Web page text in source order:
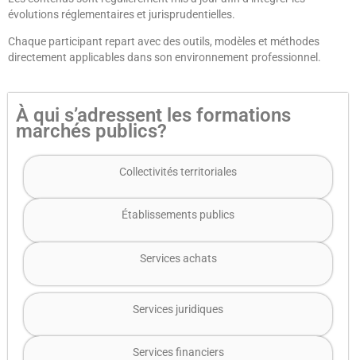
évolutions réglementaires et jurisprudentielles.
Chaque participant repart avec des outils, modèles et méthodes
directement applicables dans son environnement professionnel.
À qui s’adressent les formations
marchés publics?
Collectivités territoriales
Établissements publics
Services achats
Services juridiques
Services financiers